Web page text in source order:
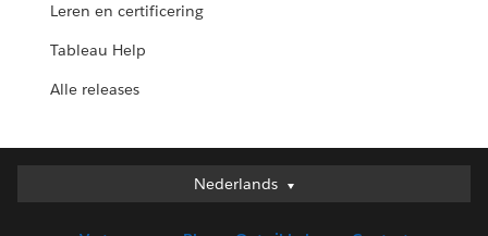
Leren en certificering
Tableau Help
Alle releases
Nederlands
Nederlands